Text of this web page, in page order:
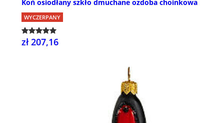
Koń osiodłany szkło dmuchane ozdoba choinkowa
WYCZERPANY
zł 207,16